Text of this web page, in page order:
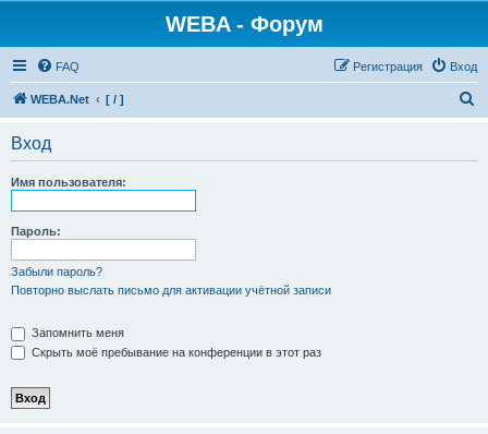
WEBA - Форум
FAQ Вход
Регистрация
WEBA.Net [ / ]
Вход
Имя пользователя:
Пароль:
Забыли пароль?
Повторно выслать письмо для активации учётной записи
Запомнить меня
Скрыть моё пребывание на конференции в этот раз